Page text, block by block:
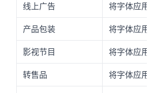
线上广告 将字体应用
产品包装 将字体应用
影视节目 将字体应用
转售品 将字体应用